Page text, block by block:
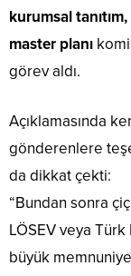
kurumsal
master planı
görev aldı.
Açıklamasında
gönderenlere
da dikkat çekti:
“Bundan sonra
LÖSEV veya Türk
büyük